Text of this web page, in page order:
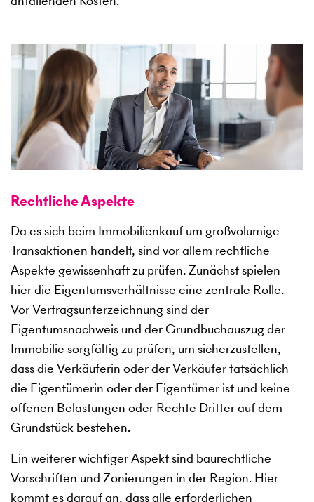
Rechtliche Aspekte
Da es sich beim Immobilienkauf um großvolumige
Transaktionen handelt, sind vor allem rechtliche
Aspekte gewissenhaft zu prüfen. Zunächst spielen
hier die Eigentumsverhältnisse eine zentrale Rolle.
Vor Vertragsunterzeichnung sind der
Eigentumsnachweis und der Grundbuchauszug der
Immobilie sorgfältig zu prüfen, um sicherzustellen,
dass die Verkäuferin oder der Verkäufer tatsächlich
die Eigentümerin oder der Eigentümer ist und keine
offenen Belastungen oder Rechte Dritter auf dem
Grundstück bestehen.
Ein weiterer wichtiger Aspekt sind baurechtliche
Vorschriften und Zonierungen in der Region. Hier
kommt es darauf an, dass alle erforderlichen